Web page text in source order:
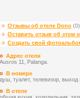
Отзывы об отеле Dono (0)
Оставить отзыв об этом
Создать свой
Адрес отеля
Ausros 11, Palanga.
В номере
душ, туалет, телевизор, выход
В отеле